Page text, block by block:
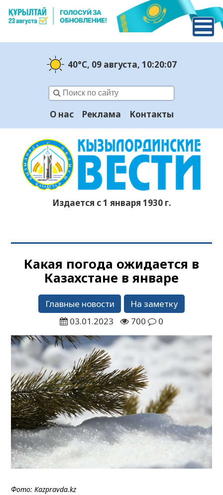
40°C, 09 августа, 10:20:07
О нас Реклама Контакты
Издается с 1 января 1930 г.
Какая погода ожидается в
Казахстане в январе
Главные новости
На заметку
03.01.2023
700 0
Фото: Kazpravda.kz